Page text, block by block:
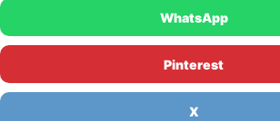
WhatsApp
Pinterest
X